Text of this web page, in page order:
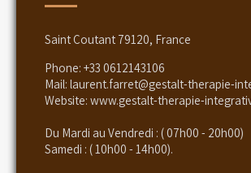
Saint Coutant 79120, France
Phone: +33 0612143106
Mail: laurent.farret@gestalt-therapie-
Website: www.gestalt-therapie-
Du Mardi au Vendredi : ( 07h00 - 20h00)
Samedi : ( 10h00 - 14h00).